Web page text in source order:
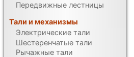
Передвижные лестницы
Тали и механизмы
Электрические тали
Шестеренчатые тали
Рычажные тали